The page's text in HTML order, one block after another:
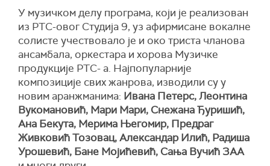
У музичком делу програма, који је реализован
из РТС-овог Студија 9, уз афирмисане вокалне
солисте учествовало је и око триста чланова
ансамбала, оркестара и хорова Музичке
продукције РТС- а. Најпопуларније
композиције свих жанрова, изводили су у
новим аранжманима: Ивана Петерс, Леонтина
Вукомановић, Мари Мари, Снежана Ђуришић,
Ана Бекута, Мерима Његомир, Предраг
Живковић Тозовац, Александар Илић, Радиша
Урошевић, Бане Мојићевић, Сања Вучић ЗАА